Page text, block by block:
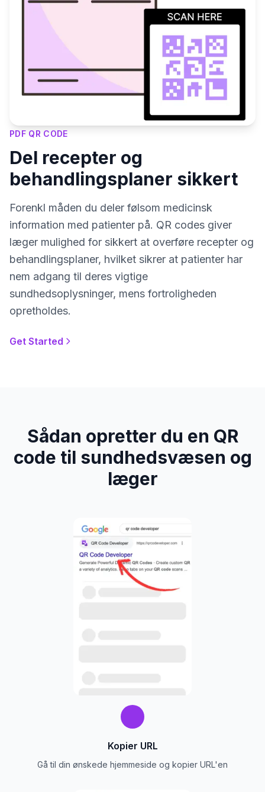
PDF QR CODE
Del recepter og
behandlingsplaner sikkert
Forenkl måden du deler følsom medicinsk
information med patienter på. QR codes giver
læger mulighed for sikkert at overføre recepter og
behandlingsplaner, hvilket sikrer at patienter har
nem adgang til deres vigtige
sundhedsoplysninger, mens fortroligheden
opretholdes.
Get Started
Sådan opretter du en QR
code til sundhedsvæsen og
læger
Kopier URL
Gå til din ønskede hjemmeside og kopier URL'en